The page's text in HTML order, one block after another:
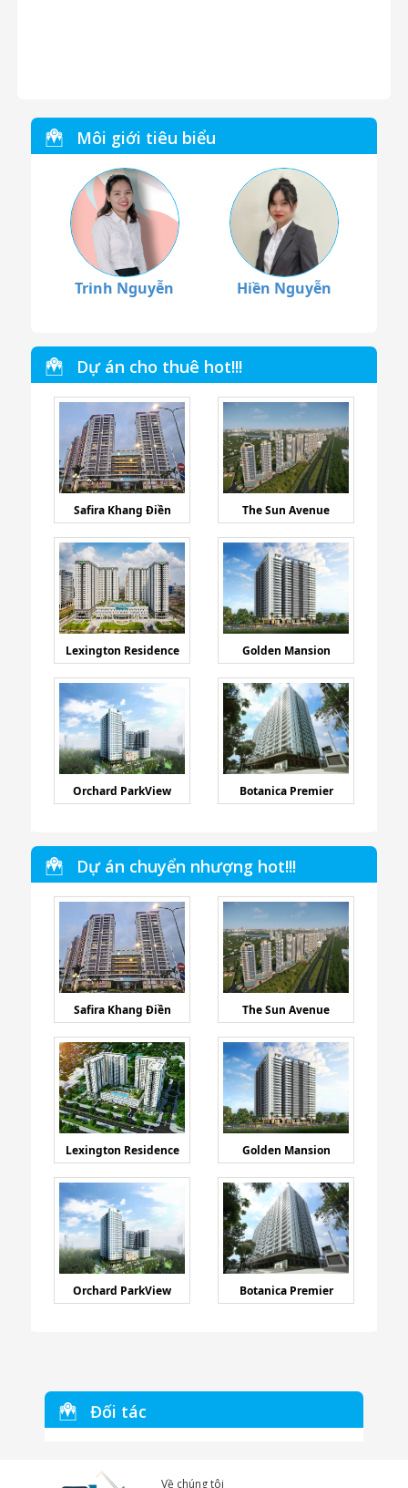
Môi giới tiêu biểu
Trinh Nguyễn Hiền Nguyễn
Dự án cho thuê hot!!!
Safira Khang Điền The Sun Avenue
Lexington Residence Golden Mansion
Orchard ParkView Botanica Premier
Dự án chuyển nhượng hot!!!
Safira Khang Điền The Sun Avenue
Lexington Residence Golden Mansion
Orchard ParkView Botanica Premier
Đối tác
Về chúng tôi